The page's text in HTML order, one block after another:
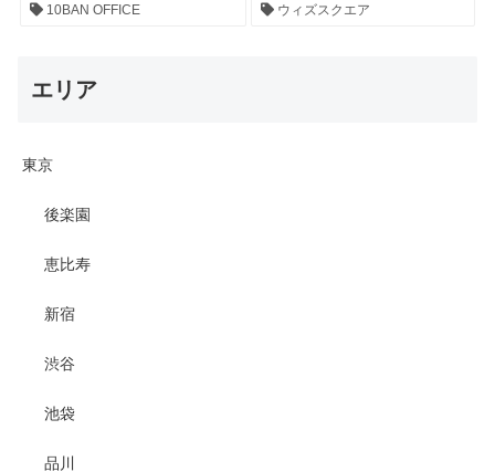
10BAN OFFICE ウィズスクエア
エリア
東京
後楽園
恵比寿
新宿
渋谷
池袋
品川